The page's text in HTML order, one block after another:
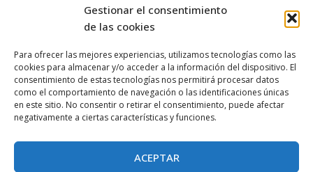
Gestionar el consentimiento
de las cookies
Para ofrecer las mejores experiencias, utilizamos tecnologías como las
cookies para almacenar y/o acceder a la información del dispositivo. El
consentimiento de estas tecnologías nos permitirá procesar datos
como el comportamiento de navegación o las identificaciones únicas
en este sitio. No consentir o retirar el consentimiento, puede afectar
negativamente a ciertas características y funciones.
ACEPTAR
Politica de Privacidad
...................................
Design & Promotions ByHitred.com